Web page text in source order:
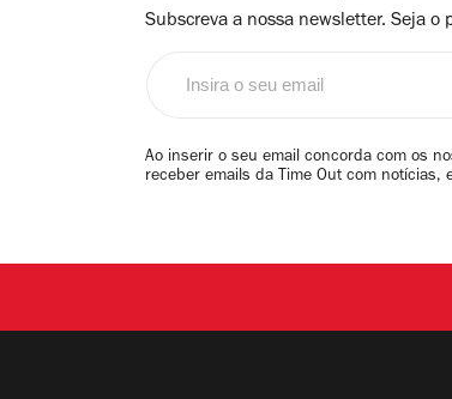
Subscreva a nossa newsletter. Seja
email
Ao inserir o seu email concorda com os
receber emails da Time Out com notícias,